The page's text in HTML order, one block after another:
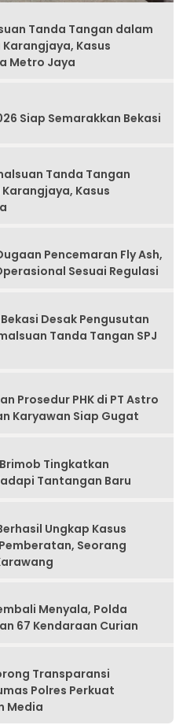
Tanda Tangan dalam
Karangjaya, Kasus
Metro Jaya
Siap Semarakkan Bekasi
Tanda Tangan
Kasus
Pencemaran Fly Ash,
Sesuai Regulasi
Desak Pengusutan
Tanda Tangan SPJ
Prosedur PHK di PT Astro
Karyawan Siap Gugat
Tingkatkan
Tantangan Baru
Ungkap Kasus
Seorang
Menyala, Polda
67 Kendaraan Curian
Transparansi
Polres Perkuat
Media